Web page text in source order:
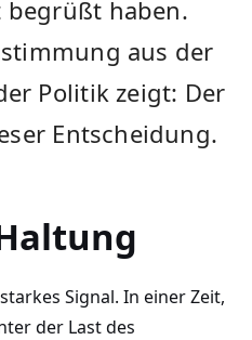
haben.
aus der
Politik zeigt: Der
Entscheidung.
Signal. In einer Zeit,
der Last des